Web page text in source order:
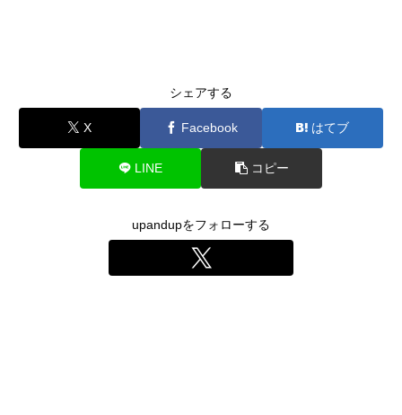
シェアする
X Facebook はてブ
LINE コピー
upandupをフォローする